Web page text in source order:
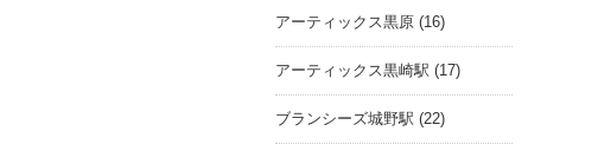
アーティックス黒原 (16)
アーティックス黒崎駅 (17)
ブランシーズ城野駅 (22)